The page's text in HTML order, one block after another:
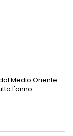
Medio Oriente
l'anno.